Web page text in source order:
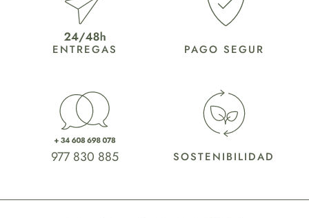
ENTREGAS
977 830 885
PAGO SEGUR
SOSTENIBILIDAD